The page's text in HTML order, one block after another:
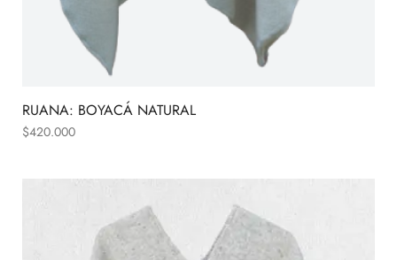
RUANA: BOYACÁ NATURAL
$420.000